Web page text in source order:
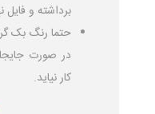
برداشته و فایل
حتما رنگ بک
در صورت
کار نیاید.